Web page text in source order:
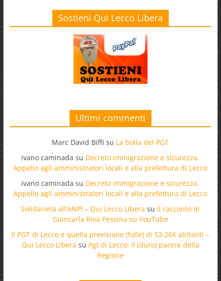
Sostieni Qui Lecco Libera
Ultimi commenti
Marc David Biffi su La bolla del PGT
ivano caminada su Decreto immigrazione e sicurezza.
Appello agli amministratori locali e alla prefettura di Lecco
ivano caminada su Decreto immigrazione e sicurezza.
Appello agli amministratori locali e alla prefettura di Lecco
Solidarietà all’ANPI – Qui Lecco Libera su Il racconto di
Giancarla Riva Pessina su YouTube
Il PGT di Lecco e quella previsione (folle) di 53.266 abitanti –
Qui Lecco Libera su Pgt di Lecco: il (duro) parere della
Regione